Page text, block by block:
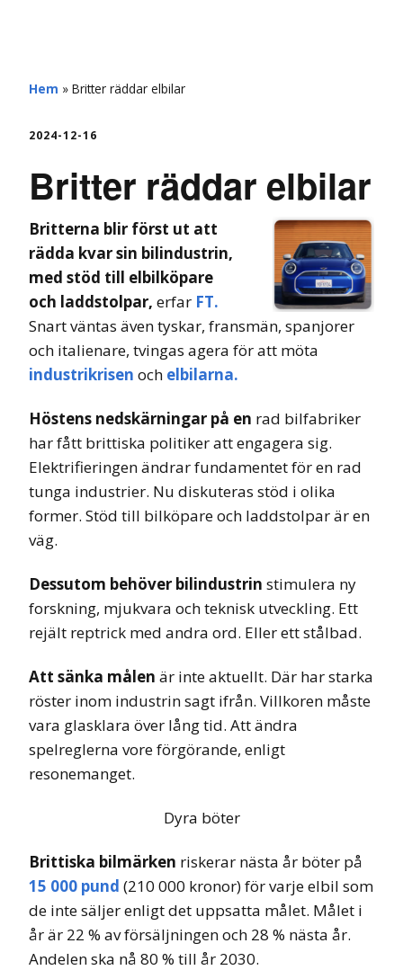
Hem » Britter räddar elbilar
2024-12-16
Britter räddar elbilar
Britterna blir först ut att
rädda kvar sin bilindustrin,
med stöd till elbilköpare
och laddstolpar, erfar FT.
Snart väntas även tyskar, fransmän, spanjorer
och italienare, tvingas agera för att möta
industrikrisen och elbilarna.
Höstens nedskärningar på en rad bilfabriker
har fått brittiska politiker att engagera sig.
Elektrifieringen ändrar fundamentet för en rad
tunga industrier. Nu diskuteras stöd i olika
former. Stöd till bilköpare och laddstolpar är en
väg.
Dessutom behöver bilindustrin stimulera ny
forskning, mjukvara och teknisk utveckling. Ett
rejält reptrick med andra ord. Eller ett stålbad.
Att sänka målen är inte aktuellt. Där har starka
röster inom industrin sagt ifrån. Villkoren måste
vara glasklara över lång tid. Att ändra
spelreglerna vore förgörande, enligt
resonemanget.
Dyra böter
Brittiska bilmärken riskerar nästa år böter på
15 000 pund (210 000 kronor) för varje elbil som
de inte säljer enligt det uppsatta målet. Målet i
år är 22 % av försäljningen och 28 % nästa år.
Andelen ska nå 80 % till år 2030.